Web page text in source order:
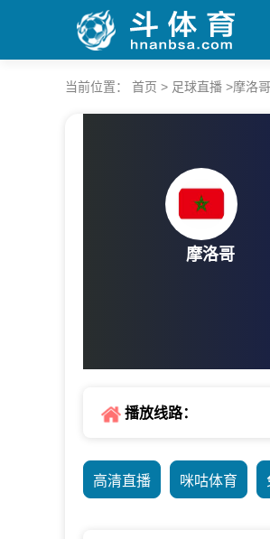
当前位置： 首页 > 足球直播 >摩洛
摩洛哥
播放线路：
高清直播 咪咕体育